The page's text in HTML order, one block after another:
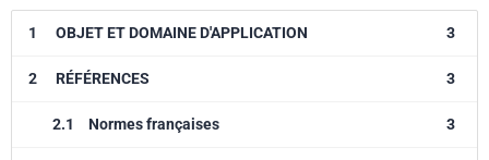
1 OBJET ET DOMAINE D'APPLICATION 3
2 RÉFÉRENCES 3
2.1 Normes françaises 3